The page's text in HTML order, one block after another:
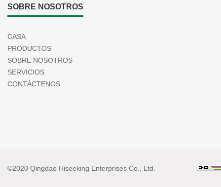
SOBRE NOSOTROS
CASA
PRODUCTOS
SOBRE NOSOTROS
SERVICIOS
CONTÁCTENOS
©2020 Qingdao Hiseeking Enterprises Co., Ltd.